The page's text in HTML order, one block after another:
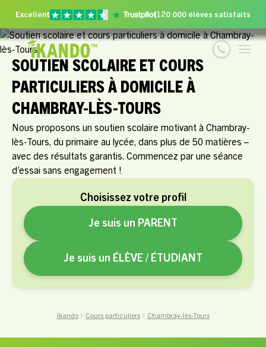
Excellent 120 000 élèves satisfaits
Ikando Cours particuliers Chambray-lès-Tours
SOUTIEN SCOLAIRE ET COURS
PARTICULIERS À DOMICILE À
CHAMBRAY-LÈS-TOURS
Nous proposons un soutien scolaire motivant à Chambray-
lès-Tours, du primaire au lycée, dans plus de 50 matières –
avec des résultats garantis. Commencez par une séance
d’essai sans engagement !
Choisissez votre profil
Je suis un PARENT
Je suis un ÉLÈVE / ÉTUDIANT